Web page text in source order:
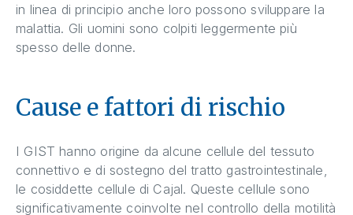
in linea di principio anche loro possono sviluppare la
malattia. Gli uomini sono colpiti leggermente più
spesso delle donne.
Cause e fattori di rischio
I GIST hanno origine da alcune cellule del tessuto
connettivo e di sostegno del tratto gastrointestinale,
le cosiddette cellule di Cajal. Queste cellule sono
significativamente coinvolte nel controllo della motilità